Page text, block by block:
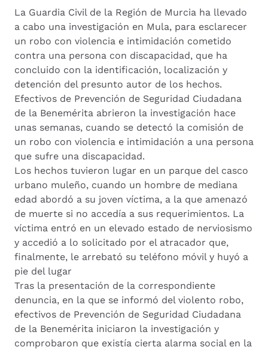
La Guardia Civil de la Región de Murcia ha llevado
a cabo una investigación en Mula, para esclarecer
un robo con violencia e intimidación cometido
contra una persona con discapacidad, que ha
concluido con la identificación, localización y
detención del presunto autor de los hechos.
Efectivos de Prevención de Seguridad Ciudadana
de la Benemérita abrieron la investigación hace
unas semanas, cuando se detectó la comisión de
un robo con violencia e intimidación a una persona
que sufre una discapacidad.
Los hechos tuvieron lugar en un parque del casco
urbano muleño, cuando un hombre de mediana
edad abordó a su joven víctima, a la que amenazó
de muerte si no accedía a sus requerimientos. La
víctima entró en un elevado estado de nerviosismo
y accedió a lo solicitado por el atracador que,
finalmente, le arrebató su teléfono móvil y huyó a
pie del lugar
Tras la presentación de la correspondiente
denuncia, en la que se informó del violento robo,
efectivos de Prevención de Seguridad Ciudadana
de la Benemérita iniciaron la investigación y
comprobaron que existía cierta alarma social en la